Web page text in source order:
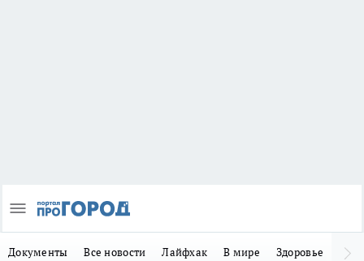
Документы Все новости Лайфхак В мире Здоровье